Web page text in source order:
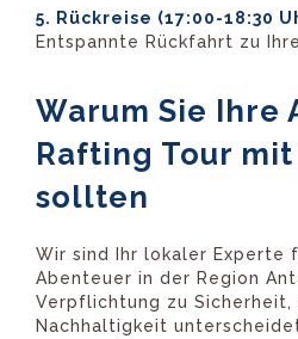
5. Rückreise (17:00-18:30
Entspannte Rückfahrt zu
Warum Sie Ihre
Rafting Tour
sollten
Wir sind Ihr lokaler Experte
Abenteuer in der Region
Verpflichtung zu Sicherheit,
Nachhaltigkeit